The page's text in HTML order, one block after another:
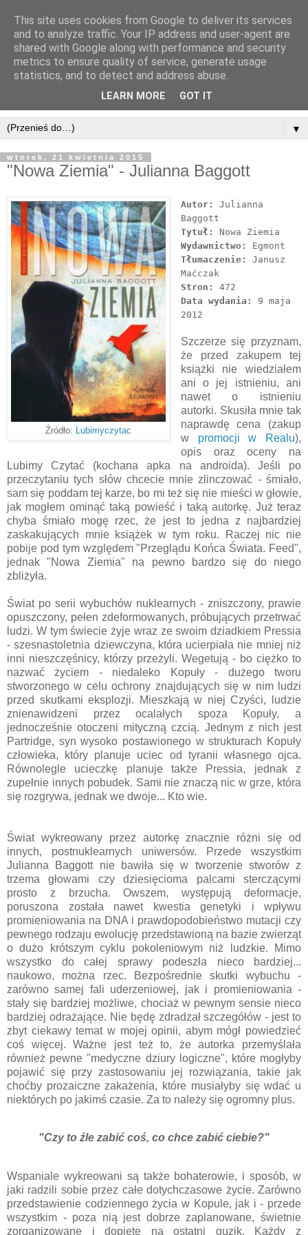
▼
wtorek, 21 kwietnia 2015
"Nowa Ziemia" - Julianna Baggott
Źródło: Lubimyczytac
Autor:
Julianna
Baggott
Tytuł:
Nowa Ziemia
Wydawnictwo:
Egmont
Tłumaczenie:
Janusz
Maćczak
Stron:
472
Data wydania:
9 maja
2012
Szczerze się przyznam,
że przed zakupem tej
książki nie wiedziałem
ani o jej istnieniu, ani
nawet o istnieniu
autorki. Skusiła mnie tak
naprawdę cena (zakup
w promocji w Realu),
opis oraz oceny na
Lubimy Czytać (kochana apka na androida). Jeśli po
przeczytaniu tych słów chcecie mnie zlinczować - śmiało,
sam się poddam tej karze, bo mi też się nie mieści w głowie,
jak mogłem ominąć taką powieść i taką autorkę. Już teraz
chyba śmiało mogę rzec, że jest to jedna z najbardziej
zaskakujących mnie książek w tym roku. Raczej nic nie
pobije pod tym względem "Przeglądu Końca Świata. Feed",
jednak "Nowa Ziemia" na pewno bardzo się do niego
zbliżyła.
Świat po serii wybuchów nuklearnych - zniszczony, prawie
opuszczony, pełen zdeformowanych, próbujących przetrwać
ludzi. W tym świecie żyje wraz ze swoim dziadkiem Pressia
- szesnastoletnia dziewczyna, która ucierpiała nie mniej niż
inni nieszczęśnicy, którzy przeżyli. Wegetują - bo ciężko to
nazwać życiem - niedaleko Kopuły - dużego tworu
stworzonego w celu ochrony znajdujących się w nim ludzi
przed skutkami eksplozji. Mieszkają w niej Czyści, ludzie
znienawidzeni przez ocalałych spoza Kopuły, a
jednocześnie otoczeni mityczną czcią. Jednym z nich jest
Partridge, syn wysoko postawionego w strukturach Kopuły
człowieka, który planuje uciec od tyranii własnego ojca.
Równolegle ucieczkę planuje także Pressia, jednak z
zupełnie innych pobudek. Sami nie znaczą nic w grze, która
się rozgrywa, jednak we dwoje... Kto wie.
Świat wykreowany przez autorkę znacznie różni się od
innych, postnuklearnych uniwersów. Przede wszystkim
Julianna Baggott nie bawiła się w tworzenie stworów z
trzema głowami czy dziesięcioma palcami sterczącymi
prosto z brzucha. Owszem, występują deformacje,
poruszona została nawet kwestia genetyki i wpływu
promieniowania na DNA i prawdopodobieństwo mutacji czy
pewnego rodzaju ewolucję przedstawioną na bazie zwierząt
o dużo krótszym cyklu pokoleniowym niż ludzkie. Mimo
wszystko do całej sprawy podeszła nieco bardziej...
naukowo, można rzec. Bezpośrednie skutki wybuchu -
zarówno samej fali uderzeniowej, jak i promieniowania -
stały się bardziej możliwe, chociaż w pewnym sensie nieco
bardziej odrażające. Nie będę zdradzał szczegółów - jest to
zbyt ciekawy temat w mojej opinii, abym mógł powiedzieć
coś więcej. Ważne jest też to, że autorka przemyślała
również pewne "medyczne dziury logiczne", które mogłyby
pojawić się przy zastosowaniu jej rozwiązania, takie jak
choćby prozaiczne zakażenia, które musiałyby się wdać u
niektórych po jakimś czasie. Za to należy się ogromny plus.
"Czy to źle zabić coś, co chce zabić ciebie?"
Wspaniale wykreowani są także bohaterowie, i sposób, w
jaki radzili sobie przez całe dotychczasowe życie. Zarówno
przedstawienie codziennego życia w Kopule, jak i - przede
wszystkim - poza nią jest dobrze zaplanowane, świetnie
zorganizowane i dopięte na ostatni guzik. Każdy z
This site uses cookies from Google to deliver its services
and to analyze traffic. Your IP address and user-agent are
shared with Google along with performance and security
metrics to ensure quality of service, generate usage
statistics, and to detect and address abuse.
LEARN MORE GOT IT